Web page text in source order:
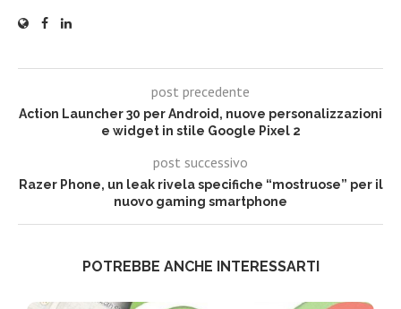
post precedente
Action Launcher 30 per Android, nuove personalizzazioni
e widget in stile Google Pixel 2
post successivo
Razer Phone, un leak rivela specifiche “mostruose” per il
nuovo gaming smartphone
POTREBBE ANCHE INTERESSARTI